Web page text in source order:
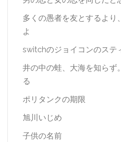
多くの愚者を友とするより
よ
switchのジョイコンのステ
井の中の蛙、大海を知らず
る
ポリタンクの期限
旭川いじめ
子供の名前